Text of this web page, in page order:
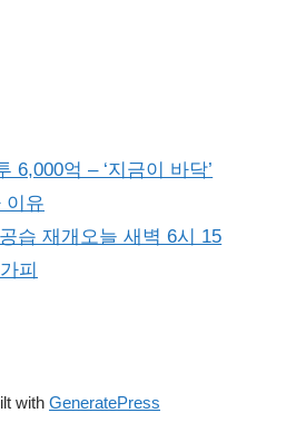
6,000억 – ‘지금이 바닥’
이유
습 재개오늘 새벽 6시 15
피
with GeneratePress